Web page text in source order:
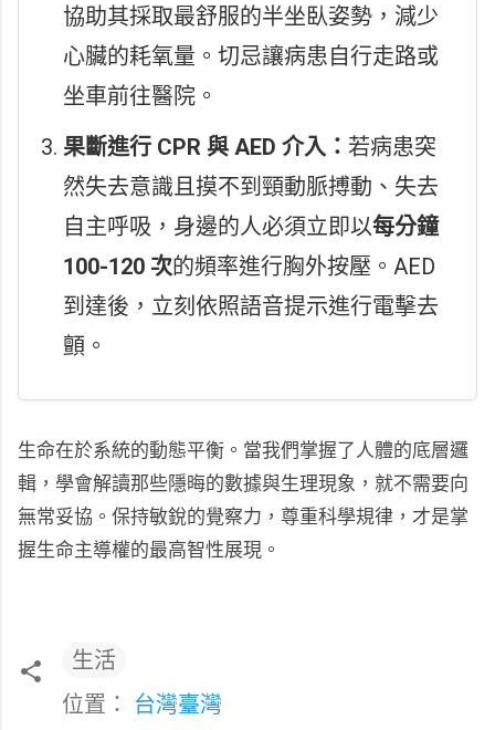
協助其採取最舒服的半坐臥姿勢，減少
心臟的耗氧量。切忌讓病患自行走路或
坐車前往醫院。
果斷進行 CPR 與 AED 介入： 若病患突
然失去意識且摸不到頸動脈搏動、失去
自主呼吸，身邊的人必須立即以每分鐘
100-120 次的頻率進行胸外按壓。AED
到達後，立刻依照語音提示進行電擊去
顫。
生命在於系統的動態平衡。當我們掌握了人體的底層邏
輯，學會解讀那些隱晦的數據與生理現象，就不需要向
無常妥協。保持敏銳的覺察力，尊重科學規律，才是掌
握生命主導權的最高智性展現。
生活
位置： 台灣臺灣